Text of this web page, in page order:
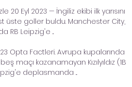
20 Eyl 2023 — İngiliz ekibi ilk yarısını
üste goller buldu. Manchester City,
RB Leipzig'e ...
Opta Factleri. Avrupa kupalarında
maçı kazanamayan Kızılyıldız (1B
deplasmanda ...